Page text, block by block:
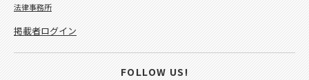
法律事務所
掲載者ログイン
FOLLOW US!